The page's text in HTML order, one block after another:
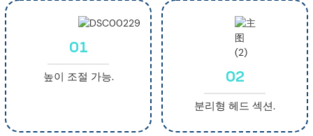
01
높이 조절 가능. 02
분리형 헤드 섹션.